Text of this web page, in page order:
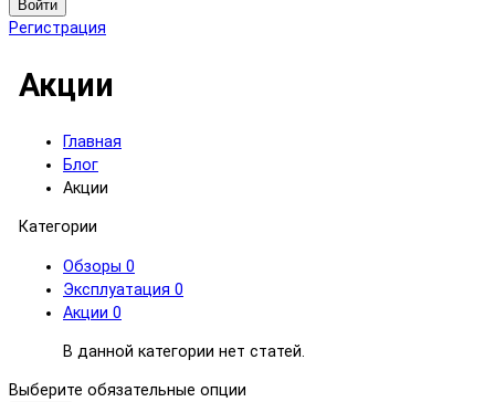
Войти
Регистрация
Акции
Главная
Блог
Акции
Категории
Обзоры 0
Эксплуатация 0
Акции 0
В данной категории нет статей.
Выберите обязательные опции